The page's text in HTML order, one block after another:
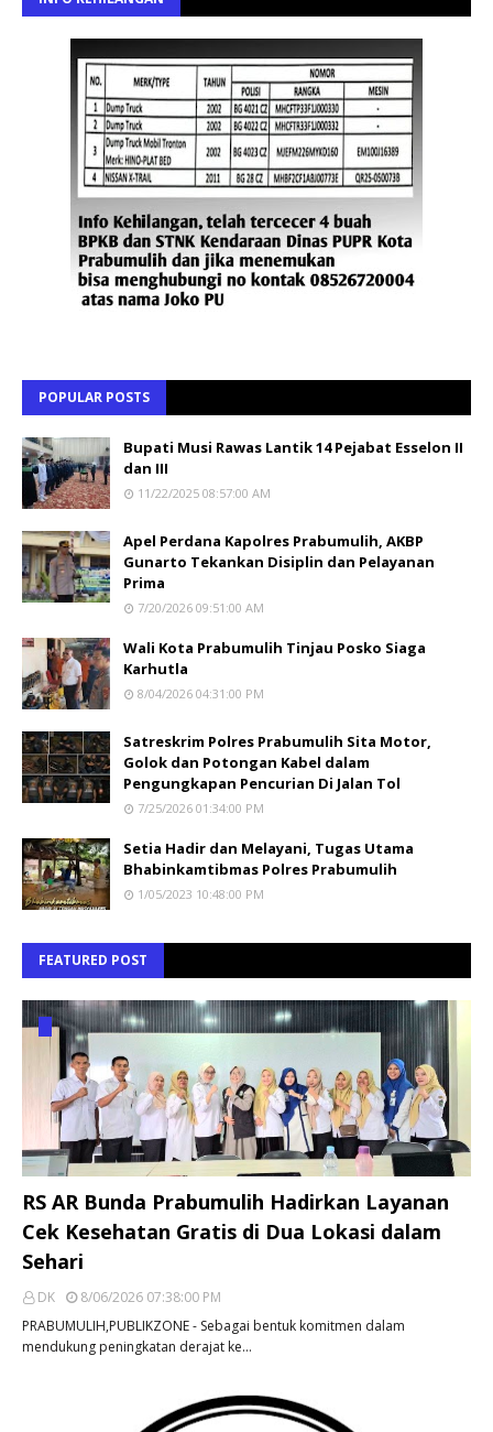
POPULAR POSTS
Bupati Musi Rawas Lantik 14 Pejabat Esselon II
dan III
11/22/2025 08:57:00 AM
Apel Perdana Kapolres Prabumulih, AKBP
Gunarto Tekankan Disiplin dan Pelayanan
Prima
7/20/2026 09:51:00 AM
Wali Kota Prabumulih Tinjau Posko Siaga
Karhutla
8/04/2026 04:31:00 PM
Satreskrim Polres Prabumulih Sita Motor,
Golok dan Potongan Kabel dalam
Pengungkapan Pencurian Di Jalan Tol
7/25/2026 01:34:00 PM
Setia Hadir dan Melayani, Tugas Utama
Bhabinkamtibmas Polres Prabumulih
1/05/2023 10:48:00 PM
FEATURED POST
RS AR Bunda Prabumulih Hadirkan Layanan
Cek Kesehatan Gratis di Dua Lokasi dalam
Sehari
DK
8/06/2026 07:38:00 PM
PRABUMULIH,PUBLIKZONE - Sebagai bentuk komitmen dalam
mendukung peningkatan derajat ke…